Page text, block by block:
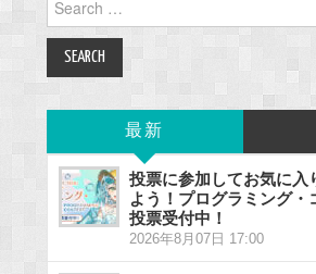
for:
最新
投票に参加してお気に入
よう！プログラミング・
投票受付中！
2026年8月07日 17:00